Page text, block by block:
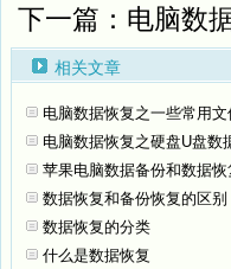
下一篇：电脑数
相关文章
电脑数据恢复之一些常用文
电脑数据恢复之硬盘U盘数
苹果电脑数据备份和数据
数据恢复和备份恢复的区别
数据恢复的分类
什么是数据恢复